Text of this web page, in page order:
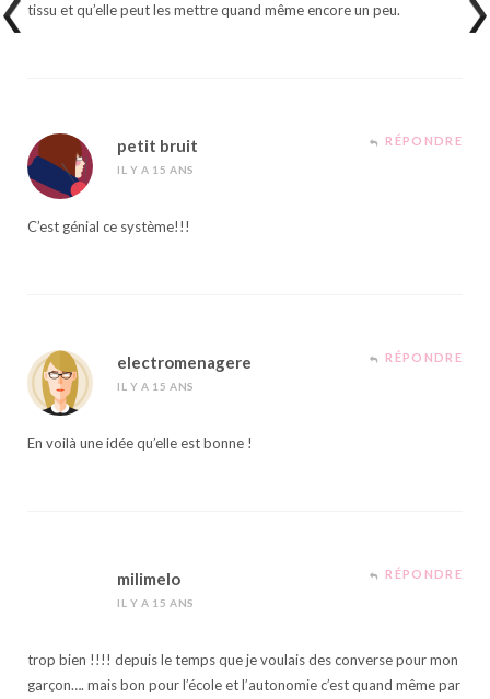
tissu et qu’elle peut les mettre quand même encore un peu.
petit bruit
IL Y A 15 ANS
RÉPONDRE
C’est génial ce système!!!
electromenagere
IL Y A 15 ANS
RÉPONDRE
En voilà une idée qu’elle est bonne !
milimelo
IL Y A 15 ANS
RÉPONDRE
trop bien !!!! depuis le temps que je voulais des converse pour mon
garçon…. mais bon pour l’école et l’autonomie c’est quand même par